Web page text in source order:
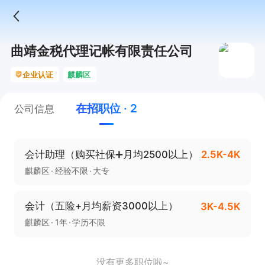
曲靖金税代理记帐有限责任公司
企业认证 麒麟区
公司信息 在招职位 · 2
会计助理（购买社保➕月均2500以上） 2.5K-4K
麒麟区 经验不限 大专
会计（五险+月均薪资3000以上） 3K-4.5K
麒麟区 1年 学历不限
没有更多职位啦~